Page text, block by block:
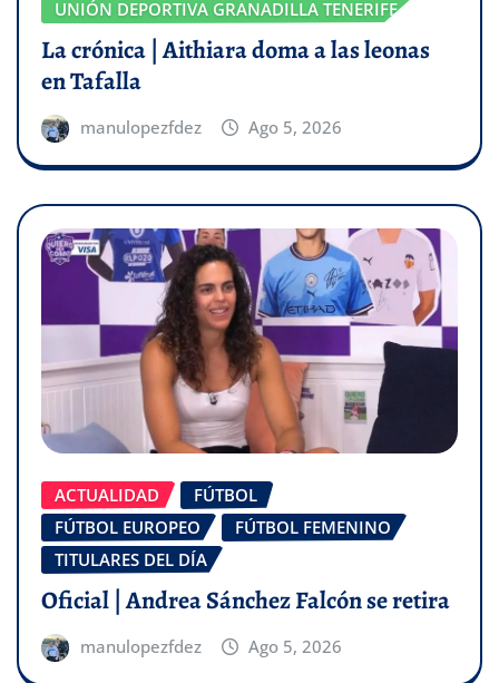
UNIÓN DEPORTIVA GRANADILLA TENERIFE
La crónica | Aithiara doma a las leonas
en Tafalla
manulopezfdez Ago 5, 2026
ACTUALIDAD
FÚTBOL
FÚTBOL EUROPEO
FÚTBOL FEMENINO
TITULARES DEL DÍA
Oficial | Andrea Sánchez Falcón se retira
manulopezfdez Ago 5, 2026